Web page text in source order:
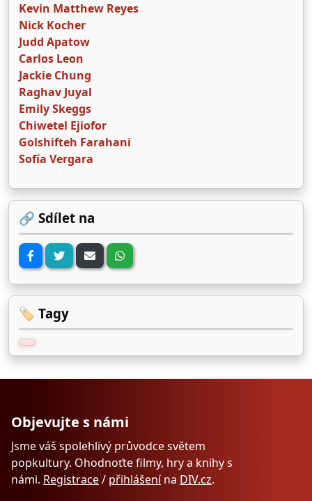
Kevin Matthew Reyes
Nick Kocher
Judd Apatow
Carlos Leon
Jackie Chung
Raghav Juyal
Emily Skeggs
Chiwetel Ejiofor
Golshifteh Farahani
Sofía Vergara
🔗 Sdílet na
🏷️ Tagy
Objevujte s námi
Jsme váš spolehlivý průvodce světem
popkultury. Ohodnoťte filmy, hry a knihy s
námi. Registrace/ přihlášenína DIV.cz.